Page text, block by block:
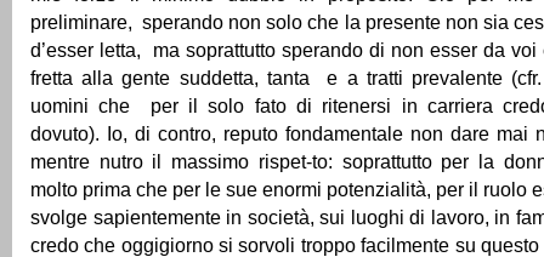
preliminare, sperando non solo che la presente non sia
d’esser letta, ma soprattutto sperando di non esser da voi
fretta alla gente suddetta, tanta e a tratti prevalente
uomini che per il solo fato di ritenersi in carriera
dovuto). Io, di contro, reputo fondamentale non dare mai
mentre nutro il massimo rispet-to: soprattutto per la
molto prima che per le sue enormi potenzialità, per il ruolo
svolge sapientemente in società, sui luoghi di lavoro, in
credo che oggigiorno si sorvoli troppo facilmente su